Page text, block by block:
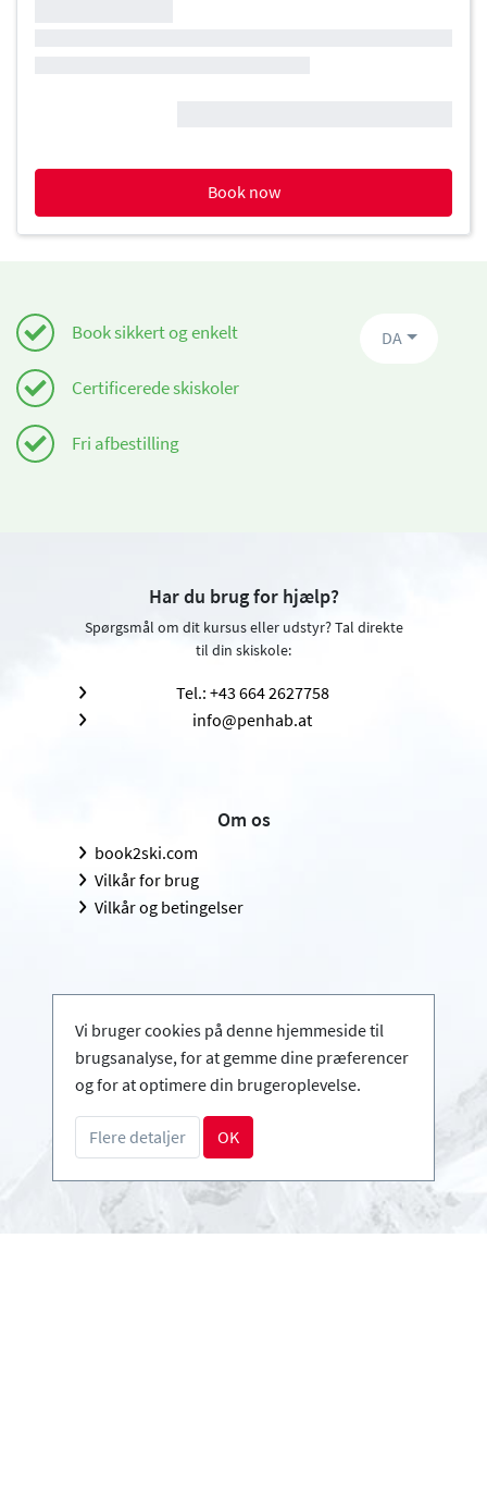
Book now
Book sikkert og enkelt
Certificerede skiskoler
Fri afbestilling
DA
Har du brug for hjælp?
Spørgsmål om dit kursus eller udstyr? Tal direkte
til din skiskole:
Tel.: +43 664 2627758
info@penhab.at
Om os
book2ski.com
Vilkår for brug
Vilkår og betingelser
Infos
Login - Skiskoler
Bliv partner
Download pressemappe
Vi bruger cookies på denne hjemmeside til
brugsanalyse, for at gemme dine præferencer
og for at optimere din brugeroplevelse.
Flere detaljer OK